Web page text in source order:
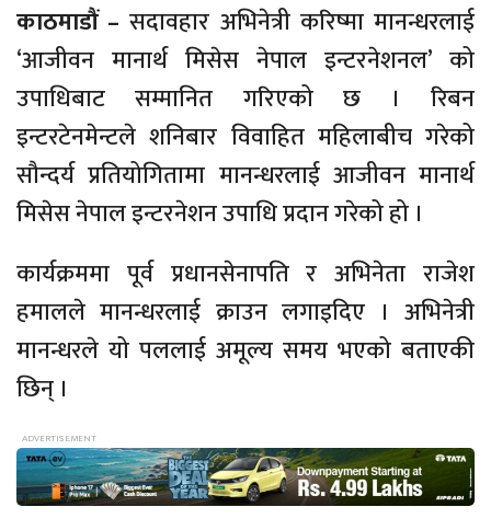
काठमाडौं – सदावहार अभिनेत्री करिष्मा मानन्धरलाई
‘आजीवन मानार्थ मिसेस नेपाल इन्टरनेशनल’ को
उपाधिबाट सम्मानित गरिएको छ । रिबन
इन्टरटेनमेन्टले शनिबार विवाहित महिलाबीच गरेको
सौन्दर्य प्रतियोगितामा मानन्धरलाई आजीवन मानार्थ
मिसेस नेपाल इन्टरनेशन उपाधि प्रदान गरेको हो ।
कार्यक्रममा पूर्व प्रधानसेनापति र अभिनेता राजेश
हमालले मानन्धरलाई क्राउन लगाइदिए । अभिनेत्री
मानन्धरले यो पललाई अमूल्य समय भएको बताएकी
छिन् ।